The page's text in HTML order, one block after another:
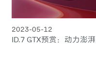
2023-05-12
ID.7 GTX预赏：动力澎